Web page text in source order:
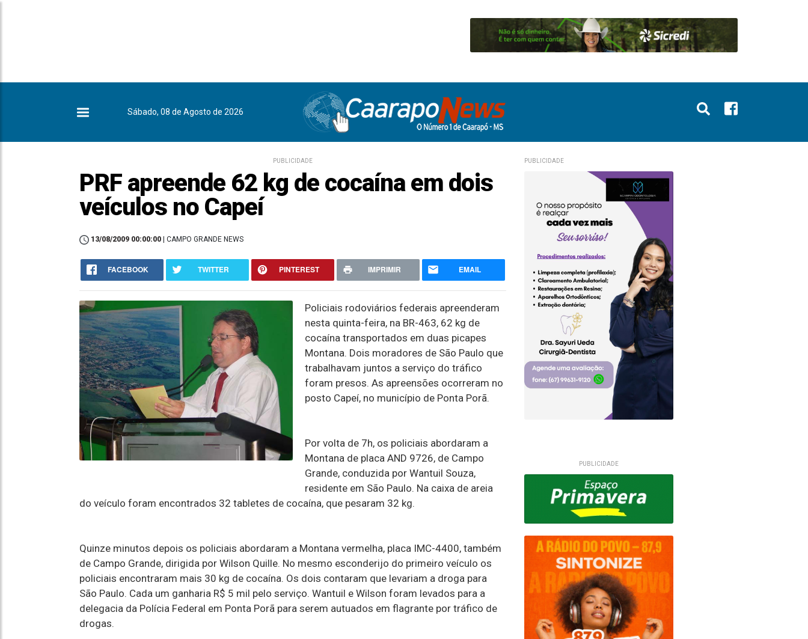
Sábado, 08 de Agosto de 2026
PUBLICIDADE
PRF apreende 62 kg de cocaína em dois
veículos no Capeí
13/08/2009 00:00:00 | CAMPO GRANDE NEWS
FACEBOOK TWITTER PINTEREST IMPRIMIR EMAIL
Policiais rodoviários federais apreenderam
nesta quinta-feira, na BR-463, 62 kg de
cocaína transportados em duas picapes
Montana. Dois moradores de São Paulo que
trabalhavam juntos a serviço do tráfico
foram presos. As apreensões ocorreram no
posto Capeí, no município de Ponta Porã.
Por volta de 7h, os policiais abordaram a
Montana de placa AND 9726, de Campo
Grande, conduzida por Wantuil Souza,
residente em São Paulo. Na caixa de areia
do veículo foram encontrados 32 tabletes de cocaína, que pesaram 32 kg.
Quinze minutos depois os policiais abordaram a Montana vermelha, placa IMC-4400, também
de Campo Grande, dirigida por Wilson Quille. No mesmo esconderijo do primeiro veículo os
policiais encontraram mais 30 kg de cocaína. Os dois contaram que levariam a droga para
São Paulo. Cada um ganharia R$ 5 mil pelo serviço. Wantuil e Wilson foram levados para a
delegacia da Polícia Federal em Ponta Porã para serem autuados em flagrante por tráfico de
drogas.
PUBLICIDADE
PUBLICIDADE